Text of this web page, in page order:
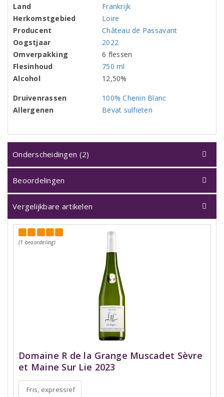
Land
Frankrijk
Herkomstgebied
Loire
Producent
Château de Passavant
Oogstjaar
2022
Omverpakking
6 flessen
Flesinhoud
750 ml
Alcohol
12,50%
Druivenrassen
100% Chenin Blanc
Allergenen
Bevat sulfieten
Onderscheidingen (2)
Beoordelingen
Vergelijkbare artikelen
(1 beoordeling)
Domaine R de la Grange Muscadet Sèvre
et Maine Sur Lie 2023
Fris, expressief